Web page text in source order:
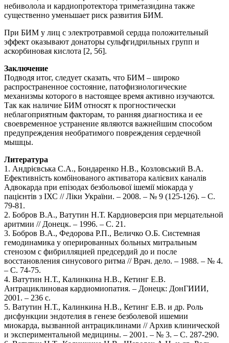
небиволола и кардиопротектора триметазидина также
существенно уменьшает риск развития БИМ.
При БИМ у лиц с электротравмой сердца положительный
эффект оказывают донаторы сульфгидрильных групп и
аскорбиновая кислота [2, 56].
Заключение
Подводя итог, следует сказать, что БИМ – широко
распространенное состояние, патофизиологические
механизмы которого в настоящее время активно изучаются.
Так как наличие БИМ относят к прогностически
неблагоприятным факторам, то ранняя диагностика и ее
своевременное устранение являются важнейшим способом
предупреждения необратимого повреждения сердечной
мышцы.
Литература
1. Андрієвська C.А., Бондаренко Н.В., Козловський В.А.
Ефективність комбінованого активатора калієвих каналів
Адвокарда при епізодах безбольової ішемії міокардa у
пацієнтів з ІХС // Ліки України. – 2008. – № 9 (125-126). – С.
79-81.
2. Бобров В.А., Ватутин Н.Т. Кардиоверсия при мерцательной
аритмии // Донецк. – 1996. – С. 21.
3. Бобров В.А., Федорова Р.П., Величко О.Б. Системная
гемодинамика у оперированных больных митральным
стенозом с фибрилляцией предсердий до и после
восстановления синусового ритма // Врач. дело. – 1988. – № 4.
– С. 74-75.
4. Ватутин Н.Т., Калинкина Н.В., Кетинг Е.В.
Антрациклиновая кардиомиопатия. – Донецк: ДонГИИИ,
2001. – 236 с.
5. Ватутин Н.Т., Калинкина Н.В., Кетинг Е.В. и др. Роль
дисфункции эндотелия в генезе безболевой ишемии
миокарда, вызванной антрациклинами // Архив клинической
и экспериментальной медицины. – 2001. – № 3. – С. 287-290.